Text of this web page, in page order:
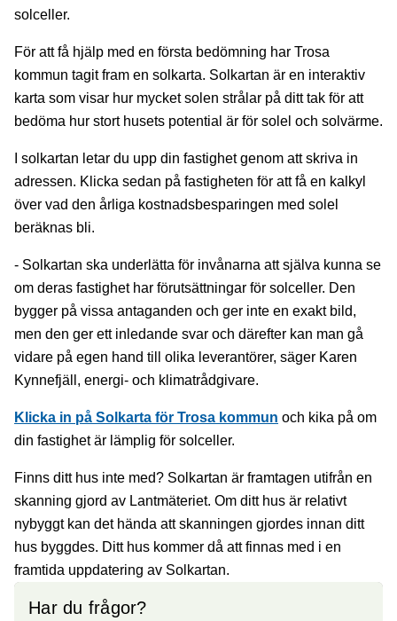
solceller.
För att få hjälp med en första bedömning har Trosa
kommun tagit fram en solkarta. Solkartan är en interaktiv
karta som visar hur mycket solen strålar på ditt tak för att
bedöma hur stort husets potential är för solel och solvärme.
I solkartan letar du upp din fastighet genom att skriva in
adressen. Klicka sedan på fastigheten för att få en kalkyl
över vad den årliga kostnadsbesparingen med solel
beräknas bli.
- Solkartan ska underlätta för invånarna att själva kunna se
om deras fastighet har förutsättningar för solceller. Den
bygger på vissa antaganden och ger inte en exakt bild,
men den ger ett inledande svar och därefter kan man gå
vidare på egen hand till olika leverantörer, säger Karen
Kynnefjäll, energi- och klimatrådgivare.
Klicka in på Solkarta för Trosa kommun och kika på om
din fastighet är lämplig för solceller.
Finns ditt hus inte med? Solkartan är framtagen utifrån en
skanning gjord av Lantmäteriet. Om ditt hus är relativt
nybyggt kan det hända att skanningen gjordes innan ditt
hus byggdes. Ditt hus kommer då att finnas med i en
framtida uppdatering av Solkartan.
Har du frågor?